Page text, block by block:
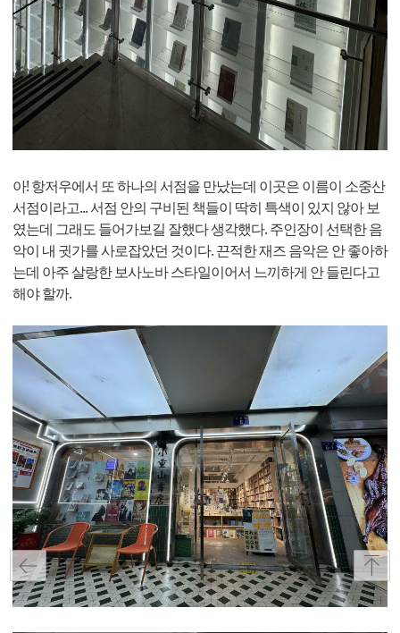
아! 항저우에서 또 하나의 서점을 만났는데 이곳은 이름이 소중산
서점이라고... 서점 안의 구비된 책들이 딱히 특색이 있지 않아 보
였는데 그래도 들어가보길 잘했다 생각했다. 주인장이 선택한 음
악이 내 귓가를 사로잡았던 것이다. 끈적한 재즈 음악은 안 좋아하
는데 아주 살랑한 보사노바 스타일이어서 느끼하게 안 들린다고
해야 할까.